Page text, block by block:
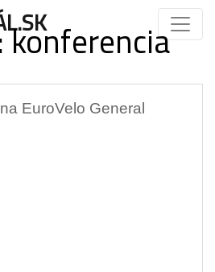
konferencia
EuroVelo General